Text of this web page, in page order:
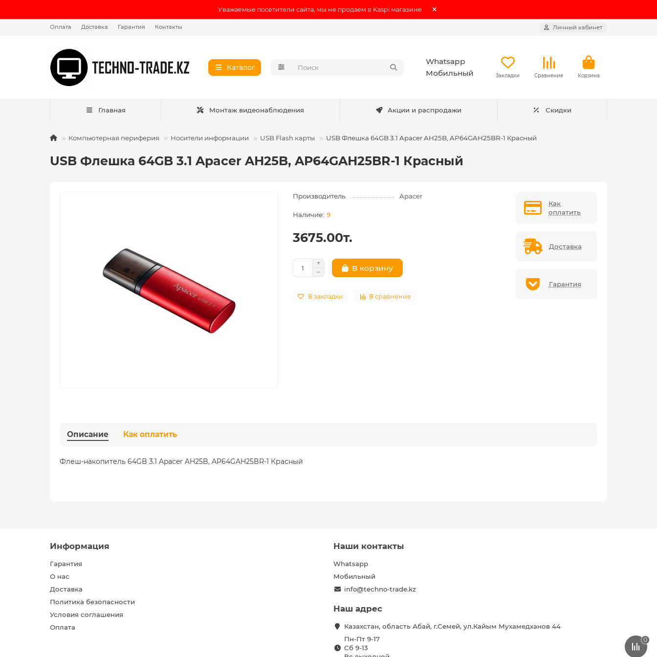
Уважаемые посетители сайта, мы не продаем в Kaspi магазине
Оплата Доставка Гарантия Контакты Личный кабинет
Каталог
Whatsapp
Мобильный
Закладки Сравнение Корзина
Главная Монтаж видеонаблюдения Акции и распродажи Скидки
Компьютерная периферия Носители информации USB Flash карты USB Флешка 64GB 3.1 Apacer AH25B, AP64GAH25BR-1 Красный
USB Флешка 64GB 3.1 Apacer AH25B, AP64GAH25BR-1 Красный
Производитель Apacer
9
3675.00т.
В корзину
В закладки В сравнение
Как
оплатить
Доставка
Гарантия
Описание Как оплатить
Флеш-накопитель 64GB 3.1 Apacer AH25B, AP64GAH25BR-1 Красный
Информация
Гарантия
О нас
Доставка
Политика безопасности
Условия соглашения
Оплата
Наши контакты
Whatsapp
Мобильный
info@techno-trade.kz
Наш адрес
Казахстан, область Абай, г.Семей, ул.Кайым Мухамедханов 44
Пн-Пт 9-17
Сб 9-13
0